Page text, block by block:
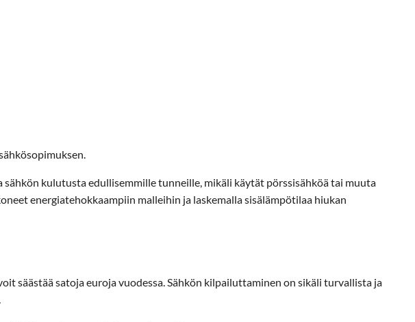
kulutusta edullisemmille tunneille, mikäli käytät pörssisähköä tai muuta
energiatehokkaampiin malleihin ja laskemalla sisälämpötilaa hiukan
säästää satoja euroja vuodessa. Sähkön kilpailuttaminen on sikäli turvallista ja